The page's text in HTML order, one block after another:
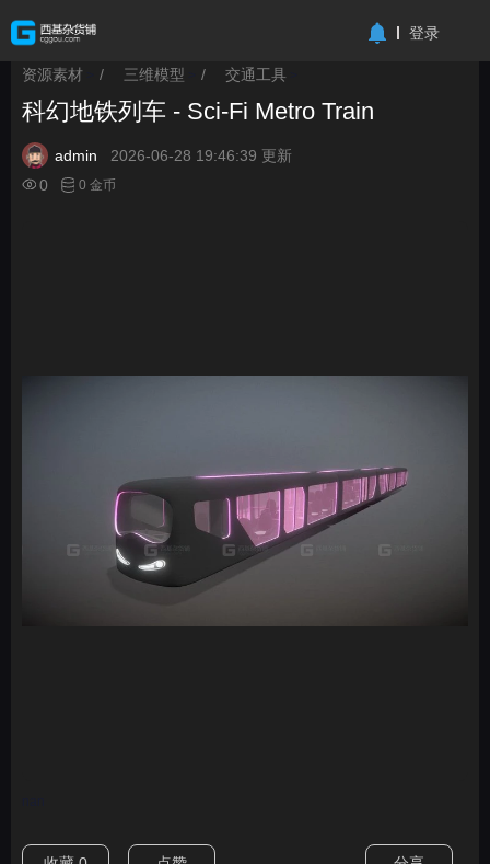
登录
资源素材 / 三维模型 / 交通工具
科幻地铁列车 - Sci-Fi Metro Train
admin
2026-06-28 19:46:39 更新
0
0 金币